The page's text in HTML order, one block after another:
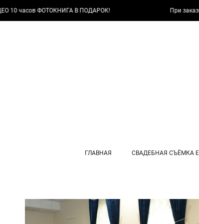
ГЛАВНАЯ СВАДЕБНАЯ СЪЁМКА
ФОТОКНИГА В ПОДАРОК! При заказе ФОТО +